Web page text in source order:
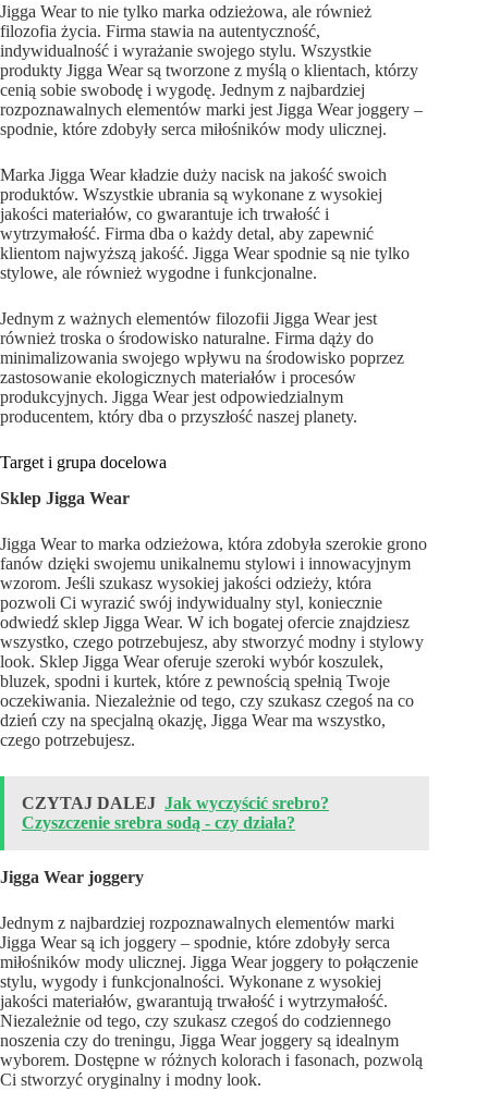
Jigga Wear to nie tylko marka odzieżowa, ale również
filozofia życia. Firma stawia na autentyczność,
indywidualność i wyrażanie swojego stylu. Wszystkie
produkty Jigga Wear są tworzone z myślą o klientach, którzy
cenią sobie swobodę i wygodę. Jednym z najbardziej
rozpoznawalnych elementów marki jest Jigga Wear joggery –
spodnie, które zdobyły serca miłośników mody ulicznej.
Marka Jigga Wear kładzie duży nacisk na jakość swoich
produktów. Wszystkie ubrania są wykonane z wysokiej
jakości materiałów, co gwarantuje ich trwałość i
wytrzymałość. Firma dba o każdy detal, aby zapewnić
klientom najwyższą jakość. Jigga Wear spodnie są nie tylko
stylowe, ale również wygodne i funkcjonalne.
Jednym z ważnych elementów filozofii Jigga Wear jest
również troska o środowisko naturalne. Firma dąży do
minimalizowania swojego wpływu na środowisko poprzez
zastosowanie ekologicznych materiałów i procesów
produkcyjnych. Jigga Wear jest odpowiedzialnym
producentem, który dba o przyszłość naszej planety.
Target i grupa docelowa
Sklep Jigga Wear
Jigga Wear to marka odzieżowa, która zdobyła szerokie grono
fanów dzięki swojemu unikalnemu stylowi i innowacyjnym
wzorom. Jeśli szukasz wysokiej jakości odzieży, która
pozwoli Ci wyrazić swój indywidualny styl, koniecznie
odwiedź sklep Jigga Wear. W ich bogatej ofercie znajdziesz
wszystko, czego potrzebujesz, aby stworzyć modny i stylowy
look. Sklep Jigga Wear oferuje szeroki wybór koszulek,
bluzek, spodni i kurtek, które z pewnością spełnią Twoje
oczekiwania. Niezależnie od tego, czy szukasz czegoś na co
dzień czy na specjalną okazję, Jigga Wear ma wszystko,
czego potrzebujesz.
CZYTAJ DALEJ Jak wyczyścić srebro?
Czyszczenie srebra sodą - czy działa?
Jigga Wear joggery
Jednym z najbardziej rozpoznawalnych elementów marki
Jigga Wear są ich joggery – spodnie, które zdobyły serca
miłośników mody ulicznej. Jigga Wear joggery to połączenie
stylu, wygody i funkcjonalności. Wykonane z wysokiej
jakości materiałów, gwarantują trwałość i wytrzymałość.
Niezależnie od tego, czy szukasz czegoś do codziennego
noszenia czy do treningu, Jigga Wear joggery są idealnym
wyborem. Dostępne w różnych kolorach i fasonach, pozwolą
Ci stworzyć oryginalny i modny look.